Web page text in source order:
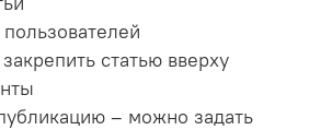
статью вверху
– можно задать